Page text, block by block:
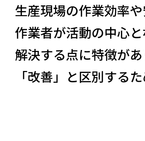
生産現場の作業効率
作業者が活動の中心
解決する点に特徴が
「改善」と区別する